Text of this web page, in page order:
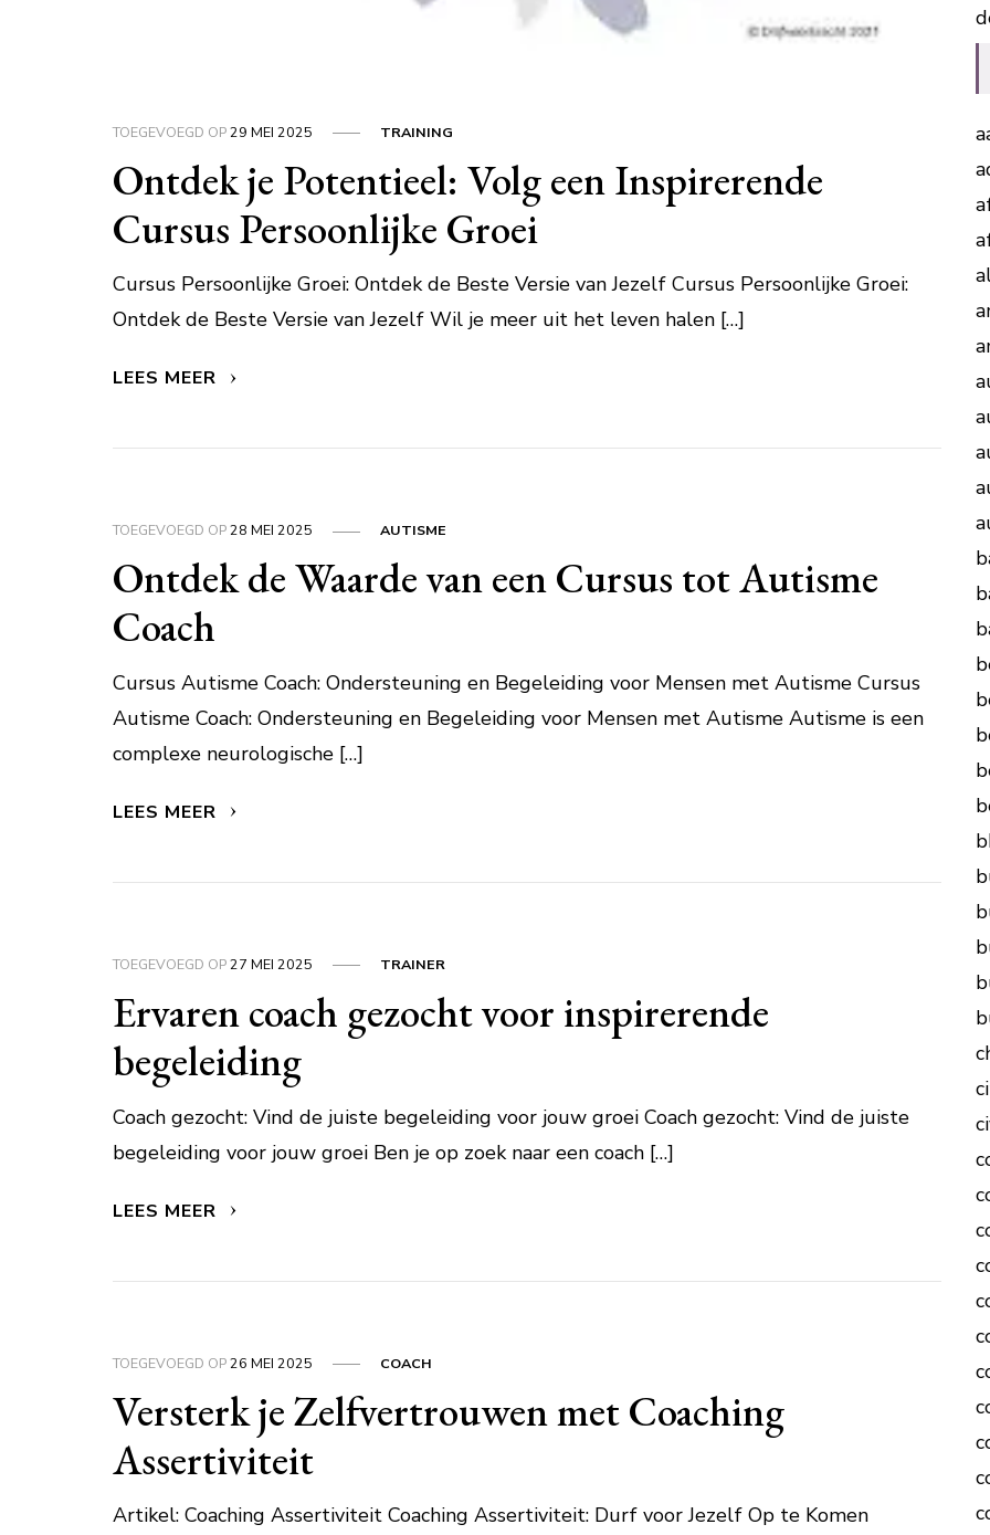
TOEGEVOEGD OP29 MEI 2025 TRAINING
Ontdek je Potentieel: Volg een Inspirerende
Cursus Persoonlijke Groei
Cursus Persoonlijke Groei: Ontdek de Beste Versie van Jezelf Cursus Persoonlijke Groei:
Ontdek de Beste Versie van Jezelf Wil je meer uit het leven halen […]
LEES MEER
TOEGEVOEGD OP28 MEI 2025 AUTISME
Ontdek de Waarde van een Cursus tot Autisme
Coach
Cursus Autisme Coach: Ondersteuning en Begeleiding voor Mensen met Autisme Cursus
Autisme Coach: Ondersteuning en Begeleiding voor Mensen met Autisme Autisme is een
complexe neurologische […]
LEES MEER
TOEGEVOEGD OP27 MEI 2025 TRAINER
Ervaren coach gezocht voor inspirerende
begeleiding
Coach gezocht: Vind de juiste begeleiding voor jouw groei Coach gezocht: Vind de juiste
begeleiding voor jouw groei Ben je op zoek naar een coach […]
LEES MEER
TOEGEVOEGD OP26 MEI 2025 COACH
Versterk je Zelfvertrouwen met Coaching
Assertiviteit
Artikel: Coaching Assertiviteit Coaching Assertiviteit: Durf voor Jezelf Op te Komen